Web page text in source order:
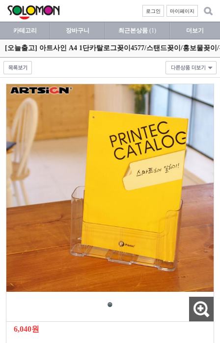
마이페이지
로그인
카테고리 장바구니 최근본상품 (1) 더보기
[오늘출고] 아트사인 A4 1단카탈로그꽂이4577/스탠드꽂이/홍보물꽂
6,040원